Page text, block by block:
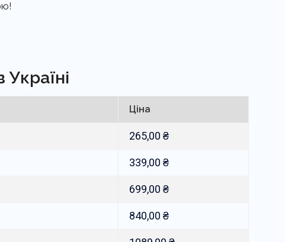
Ціна
265,00₴
339,00₴
699,00₴
840,00₴